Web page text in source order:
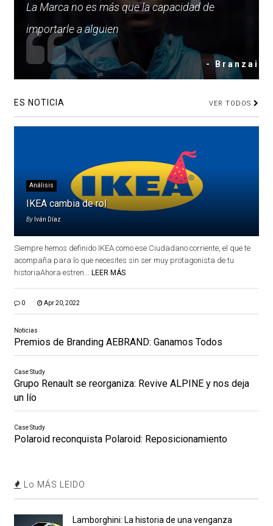
La Marca no es más que la capacidad de
importarle a alguien
- Branzai
ES NOTICIA VER TODOS
Análisis
IKEA cambia de rol
By Iván Díaz
Siempre hemos definido IKEA como ese Ciudadano corriente, el que te
acompaña para lo que necesites sin ser muy protagonista de tu
historiaAhora estren... LEER MÁS
0 Apr 20, 2022
Noticias
Premios de Branding AEBRAND: Ganamos Todos
Case Study
Grupo Renault se reorganiza: Revive ALPINE y nos deja
un lío
Case Study
Polaroid reconquista Polaroid: Reposicionamiento
Lo MÁS LEIDO
Lamborghini: La historia de una venganza